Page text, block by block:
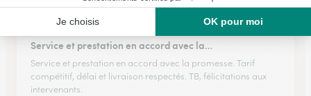
★ ★ ★
Service et prestation en accord avec la…
Service et prestation en accord avec la promesse. Tarif
compétitif, délai et livraison respectés. TB, félicitations aux
intervenants.